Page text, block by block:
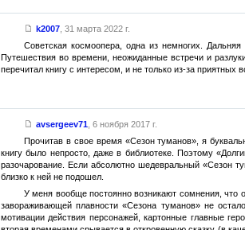
k2007, 31 марта 2022 г.
Советская космоопера, одна из немногих.
Путешествия во времени, неожиданные встречи и
перечитал книгу с интересом, и не только из-за
avsergeev71, 6 ноября 2017 г.
Прочитав в свое время «Сезон туманов», я
книгу было непросто, даже в библиотеке. Поэтому
разочарование. Если абсолютно шедевральный «Сезон
близко к ней не подошел.
У меня вообще постоянно возникают сомнения, что
завораживающей плавности «Сезона туманов» не
мотивации действия персонажей, картонные главные